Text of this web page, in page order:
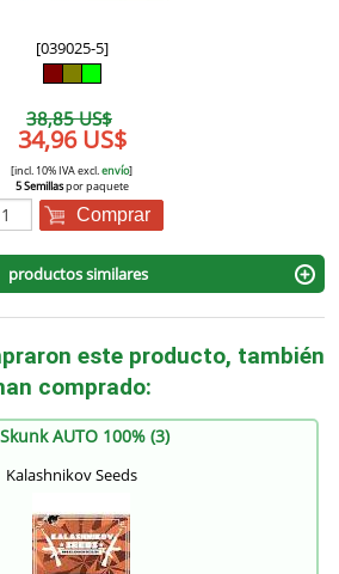
[039025-5]
38,85 US$
34,96 US$
[incl. 10% IVA excl.envío]
5 Semillaspor paquete
Comprar
productos similares
este producto, también
comprado:
AUTO 100% (3)
Kalashnikov Seeds